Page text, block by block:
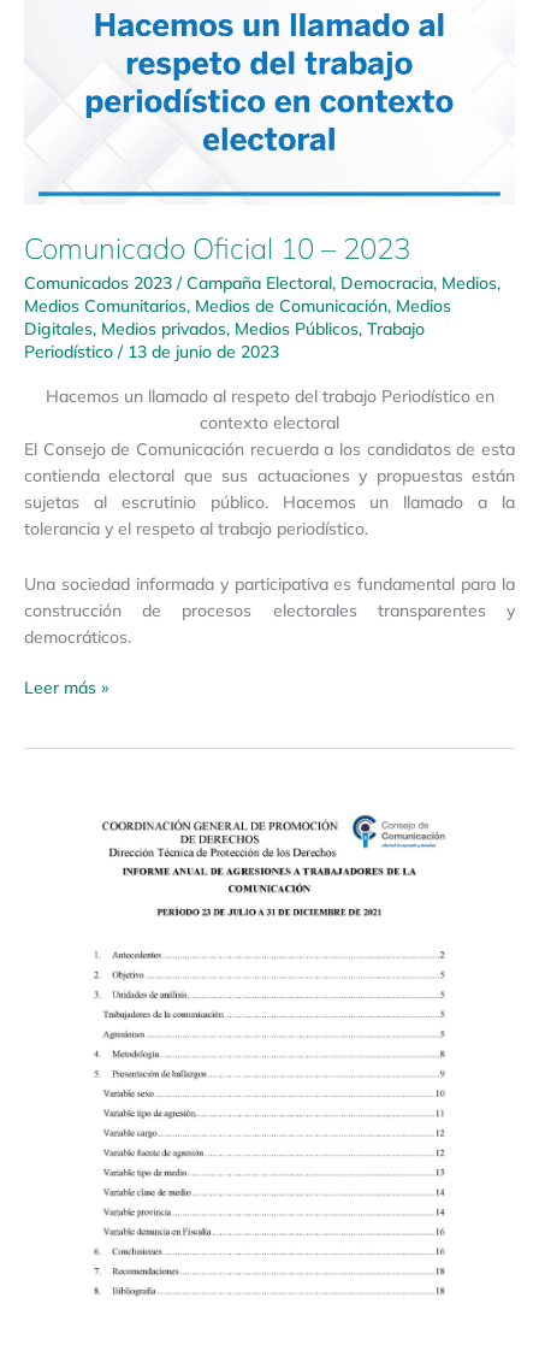
Comunicado Oficial 10 – 2023
Comunicados 2023 /Campaña Electoral, Democracia, Medios,
Medios Comunitarios, Medios de Comunicación, Medios
Digitales, Medios privados, Medios Públicos, Trabajo
Periodístico / 13 de junio de 2023
Hacemos un llamado al respeto del trabajo Periodístico en
contexto electoral
El Consejo de Comunicación recuerda a los candidatos de esta
contienda electoral que sus actuaciones y propuestas están
sujetas al escrutinio público. Hacemos un llamado a la
tolerancia y el respeto al trabajo periodístico.
Una sociedad informada y participativa es fundamental para la
construcción de procesos electorales transparentes y
democráticos.
Leer más »
comunicación